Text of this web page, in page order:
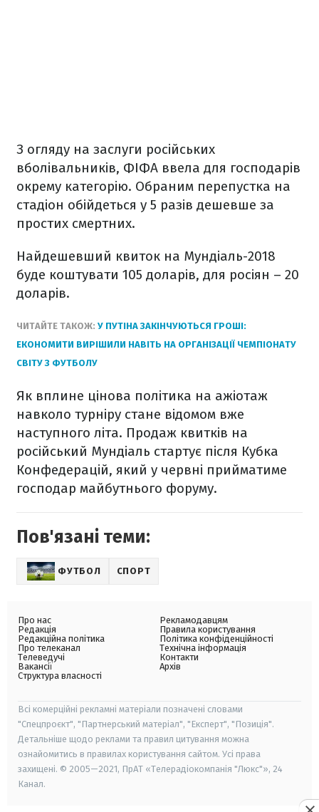
З огляду на заслуги російських
вболівальників, ФІФА ввела для господарів
окрему категорію. Обраним перепустка на
стадіон обійдеться у 5 разів дешевше за
простих смертних.
Найдешевший квиток на Мундіаль-2018
буде коштувати 105 доларів, для росіян – 20
доларів.
ЧИТАЙТЕ ТАКОЖ: У ПУТІНА ЗАКІНЧУЮТЬСЯ ГРОШІ:
ЕКОНОМИТИ ВИРІШИЛИ НАВІТЬ НА ОРГАНІЗАЦІЇ ЧЕМПІОНАТУ
СВІТУ З ФУТБОЛУ
Як вплине цінова політика на ажіотаж
навколо турніру стане відомом вже
наступного літа. Продаж квитків на
російський Мундіаль стартує після Кубка
Конфедерацій, який у червні прийматиме
господар майбутнього форуму.
Пов'язані теми:
ФУТБОЛ СПОРТ
Про нас
Редакція
Редакційна політика
Про телеканал
Телеведучі
Вакансії
Структура власності
Рекламодавцям
Правила користування
Політика конфіденційності
Технічна інформація
Контакти
Архів
Всі комерційні рекламні матеріали позначені словами
"Спецпроєкт", "Партнерський матеріал", "Експерт", "Позиція".
Детальніше щодо реклами та правил цитування можна
ознайомитись в правилах користування сайтом. Усі права
захищені. © 2005—2021, ПрАТ «Телерадіокомпанія "Люкс"», 24
Канал.